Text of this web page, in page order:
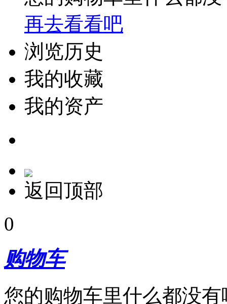
再去看看吧
浏览历史
我的收藏
我的资产
返回顶部
0
购物车
您的购物车里什么都没有